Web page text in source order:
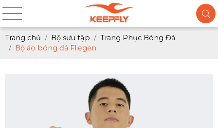
Trang chủ Bộ sưu tập
Trang Phục Bóng Đá
Bộ áo bóng đá Fliegen